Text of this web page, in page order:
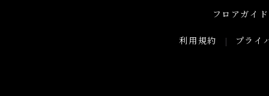
フロアガイド
利用規約 プライ